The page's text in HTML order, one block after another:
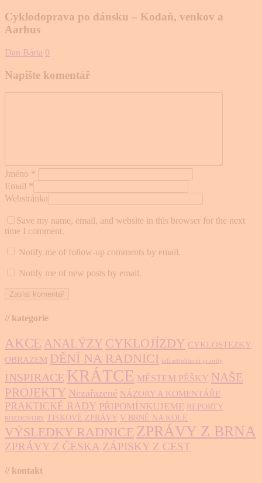
Cyklodoprava po dánsku – Kodaň, venkov a
Aarhus
Dan Bárta 0
Napište komentář
Jméno *
Email *
Webstránka
Save my name, email, and website in this browser for the next
time I comment.
Notify me of follow-up comments by email.
Notify me of new posts by email.
// kategorie
AKCE ANALÝZY CYKLOJÍZDY CYKLOSTEZKY
OBRAZEM DĚNÍ NA RADNICI infrastrukturní priority
INSPIRACE KRÁTCE MĚSTEM PĚŠKY NAŠE
PROJEKTY Nezařazené NÁZORY A KOMENTÁŘE
PRAKTICKÉ RADY PŘIPOMÍNKUJEME REPORTY
ROZHOVORY TISKOVÉ ZPRÁVY V BRNĚ NA KOLE
VÝSLEDKY RADNICE ZPRÁVY Z BRNA
ZPRÁVY Z ČESKA ZÁPISKY Z CEST
// kontakt